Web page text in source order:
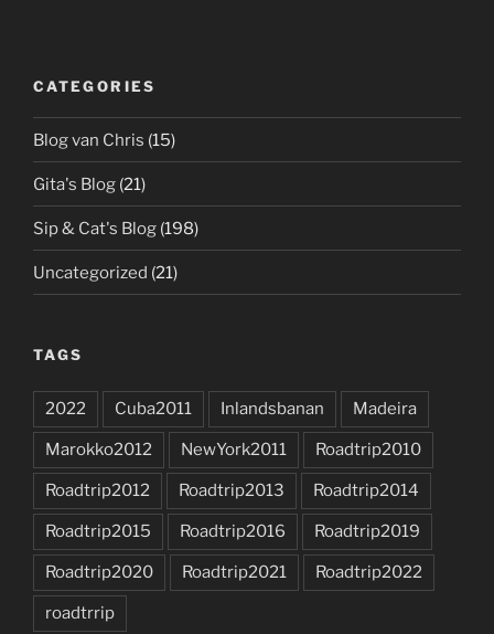
CATEGORIES
Blog van Chris (15)
Gita's Blog (21)
Sip & Cat's Blog (198)
Uncategorized (21)
TAGS
2022 Cuba2011 Inlandsbanan Madeira
Marokko2012 NewYork2011 Roadtrip2010
Roadtrip2012 Roadtrip2013 Roadtrip2014
Roadtrip2015 Roadtrip2016 Roadtrip2019
Roadtrip2020 Roadtrip2021 Roadtrip2022
roadtrrip